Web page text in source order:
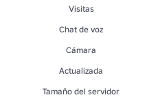
Visitas
Chat de voz
Cámara
Actualizada
Tamaño del servidor